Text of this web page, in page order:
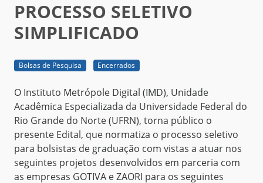
PROCESSO SELETIVO
SIMPLIFICADO
Bolsas de Pesquisa Encerrados
O Instituto Metrópole Digital (IMD), Unidade
Acadêmica Especializada da Universidade Federal do
Rio Grande do Norte (UFRN), torna público o
presente Edital, que normatiza o processo seletivo
para bolsistas de graduação com vistas a atuar nos
seguintes projetos desenvolvidos em parceria com
as empresas GOTIVA e ZAORI para os seguintes